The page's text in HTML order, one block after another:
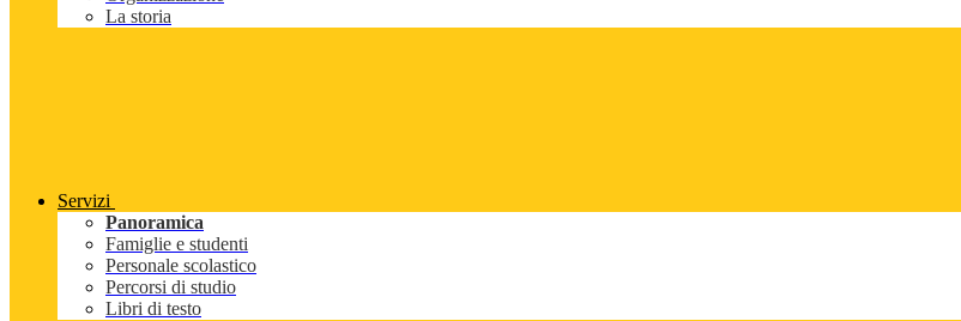
La storia
Servizi
Panoramica
Famiglie e studenti
Personale scolastico
Percorsi di studio
Libri di testo